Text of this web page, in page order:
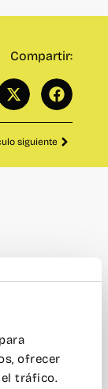
ofrecer
tráfico.
Compartir:
siguiente